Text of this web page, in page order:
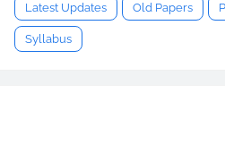
Latest Updates Old Papers
Syllabus